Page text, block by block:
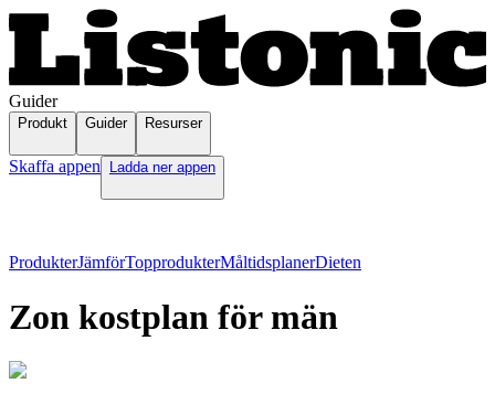
Guider
Produkt Guider Resurser
Skaffa appen Ladda ner appen
ProdukterJämförTopprodukterMåltidsplanerDieten
Zon kostplan för män